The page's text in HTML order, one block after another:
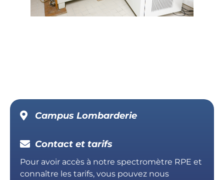
Campus Lombarderie
Contact et tarifs
Pour avoir accès à notre spectromètre RPE et
connaître les tarifs, vous pouvez nous